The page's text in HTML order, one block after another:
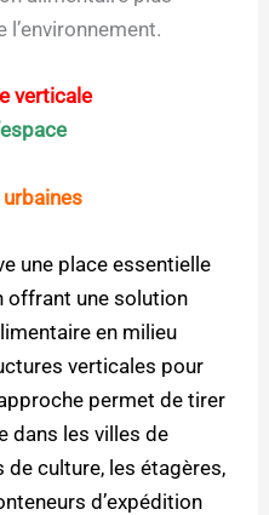
verticale
une place essentielle
offrant une solution
en milieu
verticales pour
permet de tirer
dans les villes de
culture, les étagères,
d’expédition